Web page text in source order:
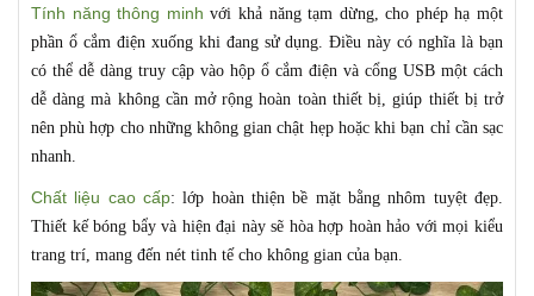
Tính năng thông minhvới khả năng tạm dừng, cho phép hạ một
phần ổ cắm điện xuống khi đang sử dụng. Điều này có nghĩa là bạn
có thể dễ dàng truy cập vào hộp ổ cắm điện và cổng USB một cách
dễ dàng mà không cần mở rộng hoàn toàn thiết bị, giúp thiết bị trở
nên phù hợp cho những không gian chật hẹp hoặc khi bạn chỉ cần sạc
nhanh.
Chất liệu cao cấp: lớp hoàn thiện bề mặt bằng nhôm tuyệt đẹp.
Thiết kế bóng bẩy và hiện đại này sẽ hòa hợp hoàn hảo với mọi kiểu
trang trí, mang đến nét tinh tế cho không gian của bạn.